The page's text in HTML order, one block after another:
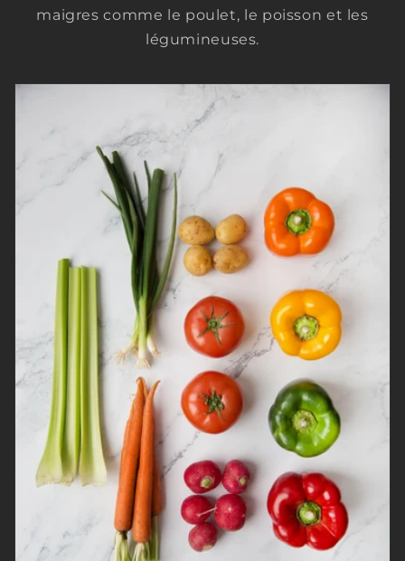
maigres comme le poulet, le poisson et les
légumineuses.